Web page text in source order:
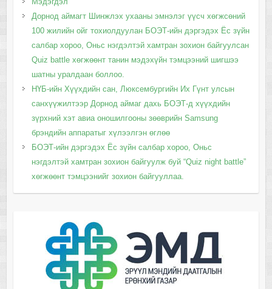
Дорнод аймагт Шинжлэх ухааны эмнэлэг үүсч хөгжсөний
100 жилийн ойг тохиолдуулан БОЭТ-ийн дэргэдэх Ёс зүйн
салбар хороо, Оньс нэгдэлтэй хамтран зохион байгуулсан
Quiz battle хөгжөөнт танин мэдэхүйн тэмцээний шигшээ
шатны уралдаан боллоо.
НҮБ-ийн Хүүхдийн сан, Люксембургийн Их Гүнт улсын
санхүүжилтээр Дорнод аймаг дахь БОЭТ-д хүүхдийн
зүрхний хэт авиа оношилгооны зөөврийн Samsung
брэндийн аппаратыг хүлээлгэн өглөө
БОЭТ-ийн дэргэдэх Ёс зүйн салбар хороо, Оньс
нэгдэлтэй хамтран зохион байгуулж буй “Quiz night battle”
хөгжөөнт тэмцээнийг зохион байгууллаа.